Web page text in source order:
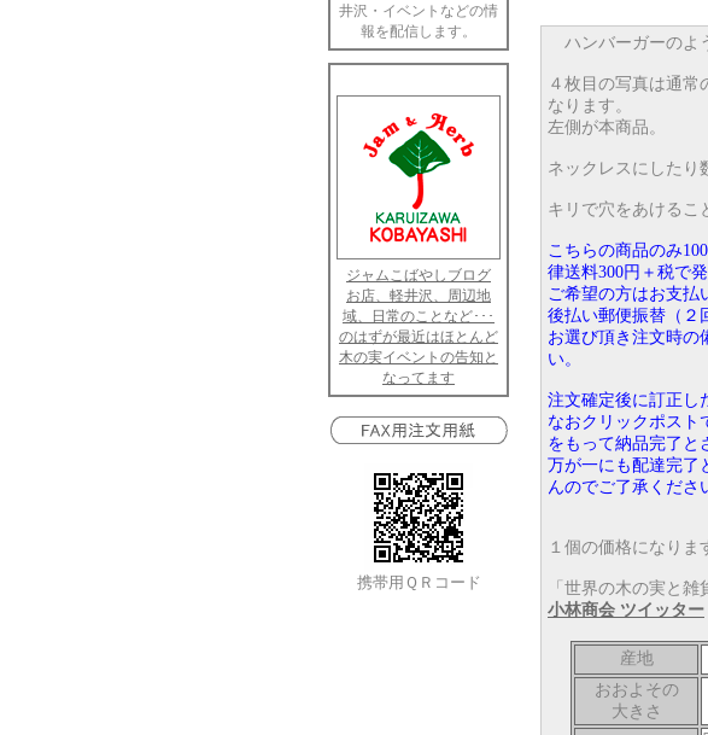
井沢・イベントなどの情
報を配信します。
ジャムこばやしブログ
お店、軽井沢、周辺地
域、日常のことなど･･･
のはずが最近はほとんど
木の実イベントの告知と
なってます
携帯用ＱＲコード
ハンバーガーのよ
４枚目の写真は通常
なります。
左側が本商品。
ネックレスにしたり
キリで穴をあけるこ
こちらの商品のみ
律送料300円＋税で
ご希望の方はお支払
後払い郵便振替（２
お選び頂き注文時の
い。
注文確定後に訂正し
なおクリックポスト
をもって納品完了と
万が一にも配達完了
んのでご了承くださ
１個の価格になりま
「世界の木の実と
小林商会 ツイッター
産地
おおよその
大きさ